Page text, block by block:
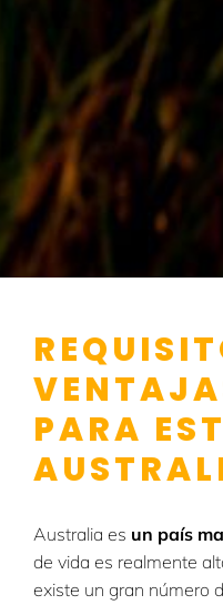
PARA
Australia es un país
de vida es realmente
existe un gran número